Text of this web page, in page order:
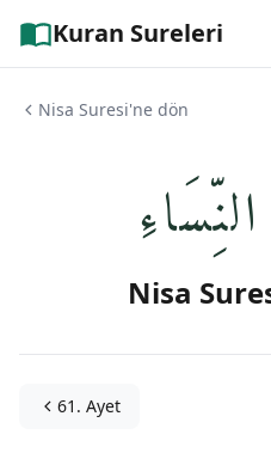
Kuran Sureleri
Nisa Suresi'ne dön
Nisa
61. Ayet